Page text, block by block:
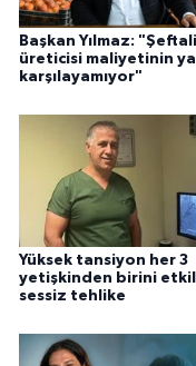
Başkan Yılmaz: "Şeftali
üreticisi maliyetinin
karşılayamıyor"
Yüksek tansiyon her 3
yetişkinden birini
sessiz tehlike